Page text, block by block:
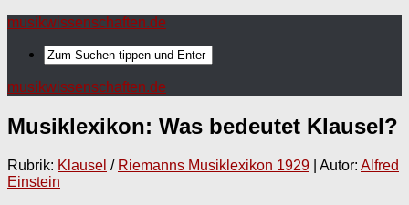
musikwissenschaften.de
musikwissenschaften.de
Musiklexikon: Was bedeutet Klausel?
Rubrik: Klausel / Riemanns Musiklexikon 1929 | Autor: Alfred
Einstein